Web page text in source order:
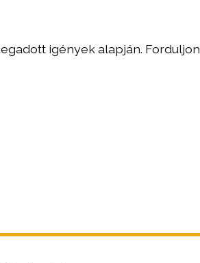
igények alapján. Forduljon